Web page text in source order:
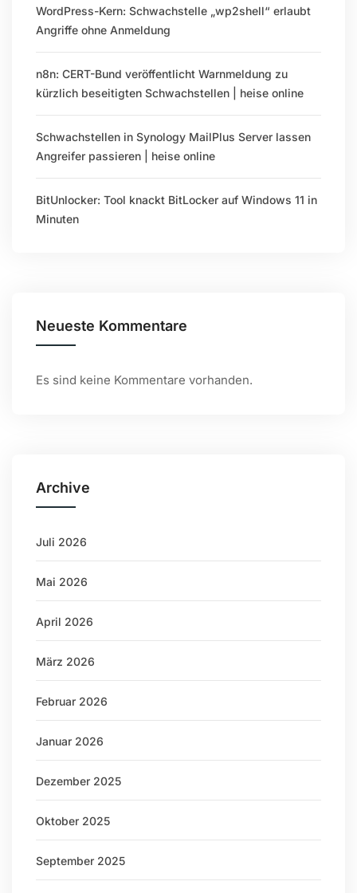
WordPress-Kern: Schwachstelle „wp2shell“ erlaubt
Angriffe ohne Anmeldung
n8n: CERT-Bund veröffentlicht Warnmeldung zu
kürzlich beseitigten Schwachstellen | heise online
Schwachstellen in Synology MailPlus Server lassen
Angreifer passieren | heise online
BitUnlocker: Tool knackt BitLocker auf Windows 11 in
Minuten
Neueste Kommentare
Es sind keine Kommentare vorhanden.
Archive
Juli 2026
Mai 2026
April 2026
März 2026
Februar 2026
Januar 2026
Dezember 2025
Oktober 2025
September 2025